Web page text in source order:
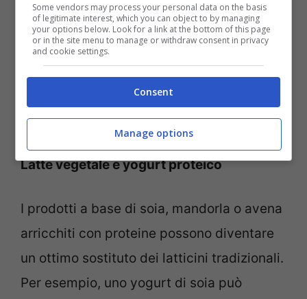
Latte vegetale e yogurt proteico
I prodotti a base di soia, mandorla o avena
arricchiti con proteine possono diventare
un ottimo sostituto dei latticini tradizionali.
Per esempio, uno yogurt di soia può
Some vendors may process your personal data on the basis
of legitimate interest, which you can object to by managing
your options below. Look for a link at the bottom of this page
or in the site menu to manage or withdraw consent in privacy
and cookie settings.
Consent
Manage options